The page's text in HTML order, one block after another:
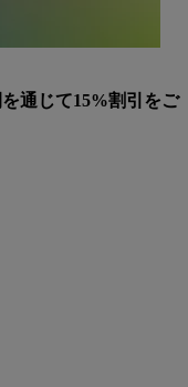
通じて15%割引をご